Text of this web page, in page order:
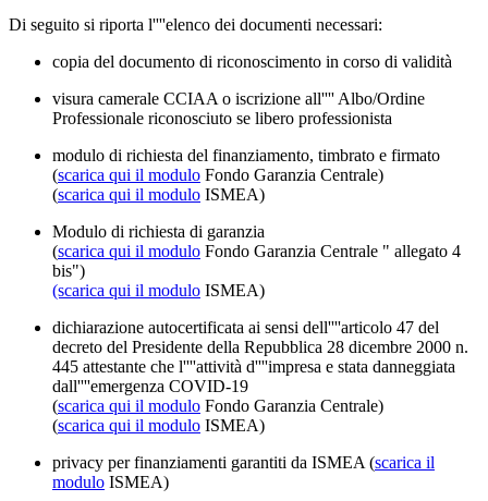
Di seguito si riporta l''''elenco dei documenti necessari:
copia del documento di riconoscimento in corso di validità
visura camerale CCIAA o iscrizione all'''' Albo/Ordine
Professionale riconosciuto se libero professionista
modulo di richiesta del finanziamento, timbrato e firmato
(scarica qui il modulo Fondo Garanzia Centrale)
(scarica qui il modulo ISMEA)
Modulo di richiesta di garanzia
(scarica qui il modulo Fondo Garanzia Centrale " allegato 4
bis")
(scarica qui il modulo ISMEA)
dichiarazione autocertificata ai sensi dell''''articolo 47 del
decreto del Presidente della Repubblica 28 dicembre 2000 n.
445 attestante che l''''attività d''''impresa e stata danneggiata
dall''''emergenza COVID-19
(scarica qui il modulo Fondo Garanzia Centrale)
(scarica qui il modulo ISMEA)
privacy per finanziamenti garantiti da ISMEA (scarica il
modulo ISMEA)